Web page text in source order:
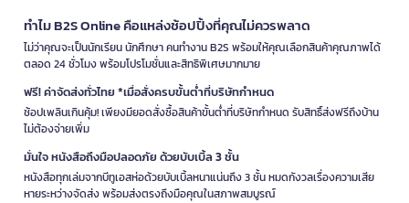
ทำไม B2S Online คือแหล่งช้อปปิ้งที่คุณไม่ควรพลาด
ไม่ว่าคุณจะเป็นนักเรียน นักศึกษา คนทำงาน B2S พร้อมให้คุณเลือกสินค้าคุณภาพได้
ตลอด 24 ชั่วโมง พร้อมโปรโมชั่นและสิทธิพิเศษมากมาย
ฟรี! ค่าจัดส่งทั่วไทย *เมื่อสั่งครบขั้นต่ำที่บริษัทกำหนด
ช้อปเพลินเกินคุ้ม! เพียงมียอดสั่งซื้อสินค้าขั้นต่ำที่บริษัทกำหนด รับสิทธิ์ส่งฟรีถึงบ้าน
ไม่ต้องจ่ายเพิ่ม
มั่นใจ หนังสือถึงมือปลอดภัย ด้วยบับเบิ้ล 3 ชั้น
หนังสือทุกเล่มจากบีทูเอสห่อด้วยบับเบิ้ลหนาแน่นถึง 3 ชั้น หมดกังวลเรื่องความเสีย
หายระหว่างจัดส่ง พร้อมส่งตรงถึงมือคุณในสภาพสมบูรณ์